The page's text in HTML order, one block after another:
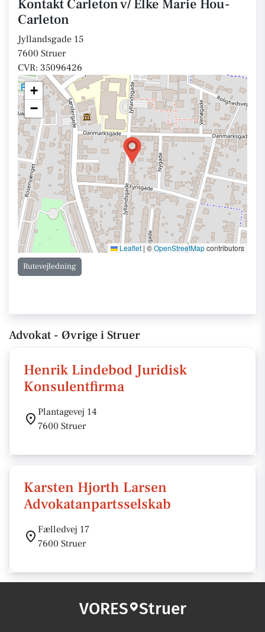
Kontakt Carleton v/ Elke Marie Hou-
Carleton
Jyllandsgade 15
7600 Struer
CVR: 35096426
+
−
Leaflet | ©OpenStreetMapcontributors
Rutevejledning
Advokat - Øvrige i Struer
Henrik Lindebod Juridisk
Konsulentfirma
Plantagevej 14
7600 Struer
Karsten Hjorth Larsen
Advokatanpartsselskab
Fælledvej 17
7600 Struer
VORES Struer